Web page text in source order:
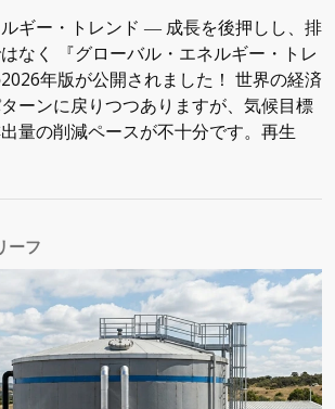
ギー・トレンド ― 成長を後押しし、排
なく 『グローバル・エネルギー・トレ
年版が公開されました！ 世界の経済
ーンに戻りつつありますが、気候目標
量の削減ペースが不十分です。再生
ーフ